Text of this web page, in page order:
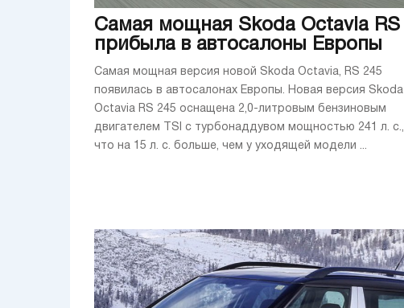
Самая мощная Skoda Octavia RS
прибыла в автосалоны Европы
Самая мощная версия новой Skoda Octavia, RS 245
появилась в автосалонах Европы. Новая версия Skoda
Octavia RS 245 оснащена 2,0-литровым бензиновым
двигателем TSI с турбонаддувом мощностью 241 л. с.,
что на 15 л. с. больше, чем у уходящей модели ...